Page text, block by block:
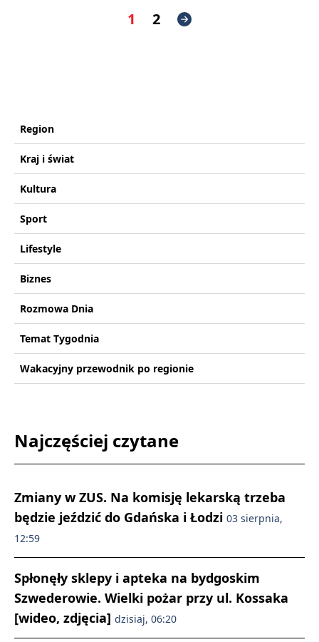
1 2
Region
Kraj i świat
Kultura
Sport
Lifestyle
Biznes
Rozmowa Dnia
Temat Tygodnia
Wakacyjny przewodnik po regionie
Najczęściej czytane
Zmiany w ZUS. Na komisję lekarską trzeba
będzie jeździć do Gdańska i Łodzi 03 sierpnia,
12:59
Spłonęły sklepy i apteka na bydgoskim
Szwederowie. Wielki pożar przy ul. Kossaka
[wideo, zdjęcia] dzisiaj, 06:20